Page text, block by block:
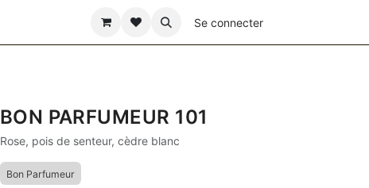
Se connecter
BON PARFUMEUR 101
Rose, pois de senteur, cèdre blanc
Bon Parfumeur